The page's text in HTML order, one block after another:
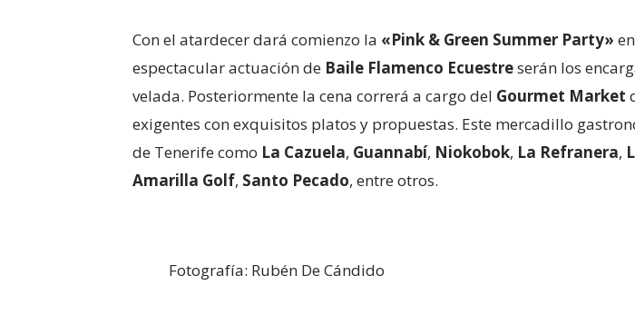
Con el atardecer dará comienzo la «Pink & Green Summer Party»
espectacular actuación de Baile Flamenco Ecuestreserán los
velada. Posteriormente la cena correrá a cargo del Gourmet Market
exigentes con exquisitos platos y propuestas. Este mercadillo
de Tenerife como La Cazuela, Guannabí, Niokobok, La Refranera,
Amarilla Golf, Santo Pecado, entre otros.
Fotografía: Rubén De Cándido